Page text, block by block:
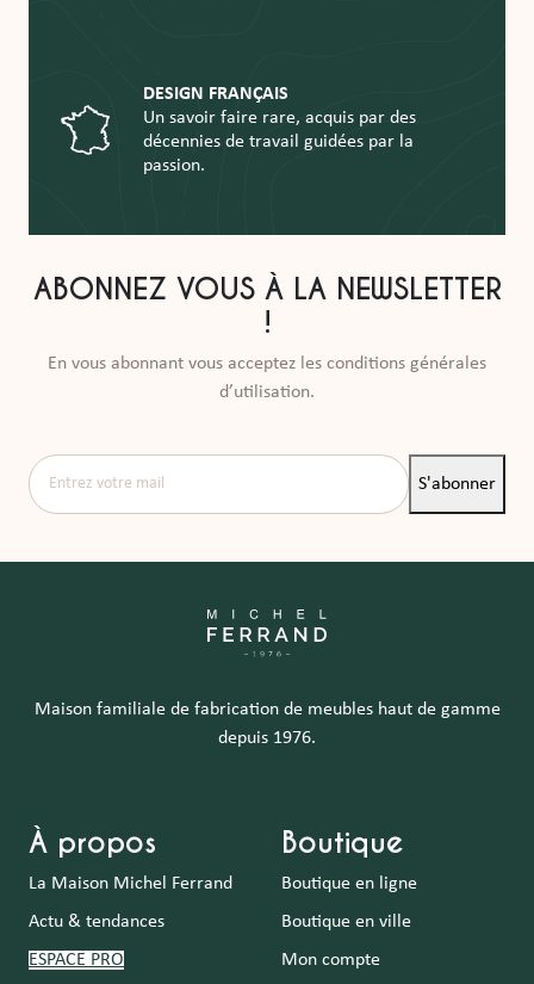
DESIGN FRANÇAIS
Un savoir faire rare, acquis par des
décennies de travail guidées par la
passion.
ABONNEZ VOUS À LA NEWSLETTER
!
En vous abonnant vous acceptez les conditions générales
d’utilisation.
Entrez votre mail
S'abonner
Maison familiale de fabrication de meubles haut de gamme
depuis 1976.
À propos
La Maison Michel Ferrand
Actu & tendances
ESPACE PRO
Boutique
Boutique en ligne
Boutique en ville
Mon compte